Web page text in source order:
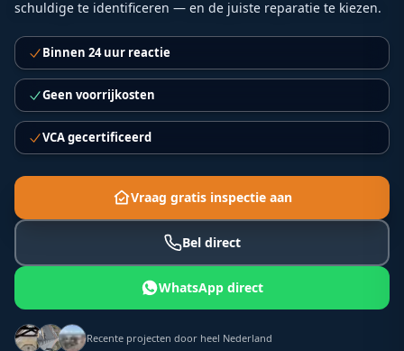
schuldige te identificeren — en de juiste reparatie te kiezen.
Binnen 24 uur reactie
Geen voorrijkosten
VCA gecertificeerd
Vraag gratis inspectie aan
Bel direct
WhatsApp direct
Recente projecten door heel Nederland